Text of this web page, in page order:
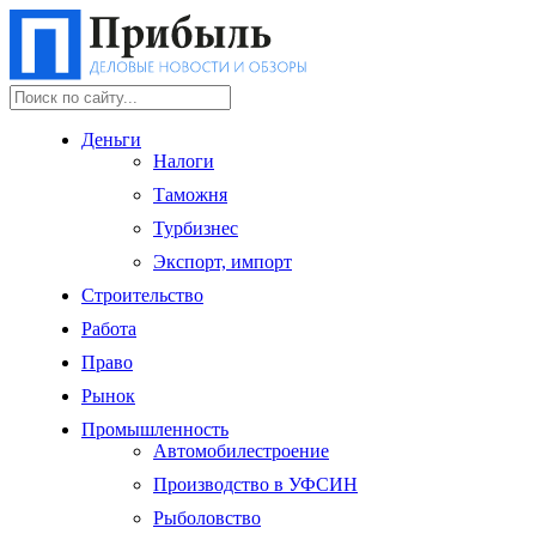
Деньги
Налоги
Таможня
Турбизнес
Экспорт, импорт
Строительство
Работа
Право
Рынок
Промышленность
Автомобилестроение
Производство в УФСИН
Рыболовство